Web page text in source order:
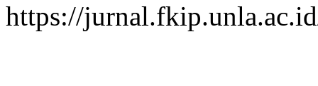
https://